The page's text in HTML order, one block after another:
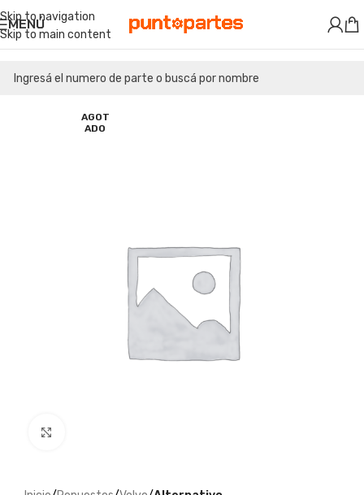
Skip to navigation
Skip to main content
MENÚ
AGOT
ADO